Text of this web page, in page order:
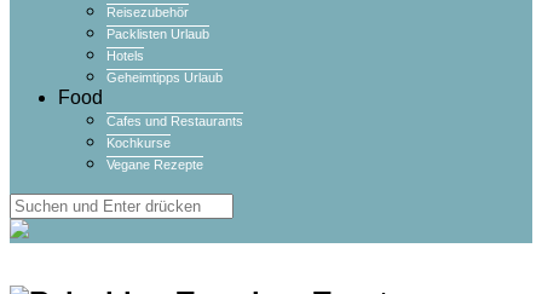
Reisezubehör
Packlisten Urlaub
Hotels
Geheimtipps Urlaub
Food
Cafes und Restaurants
Kochkurse
Vegane Rezepte